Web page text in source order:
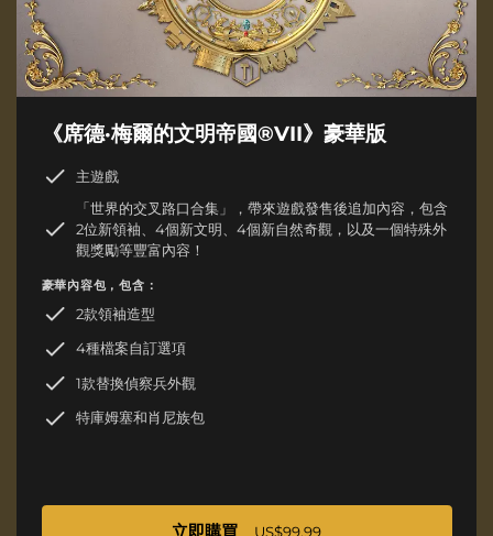
《席德·梅爾的文明帝國®VII》豪華版
主遊戲
「世界的交叉路口合集」，帶來遊戲發售後追加內容，包含
2位新領袖、4個新文明、4個新自然奇觀，以及一個特殊外
觀獎勵等豐富內容！
豪華內容包，包含：
2款領袖造型
4種檔案自訂選項
1款替換偵察兵外觀
特庫姆塞和肖尼族包
立即購買 US$99.99